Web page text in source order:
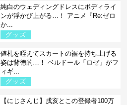
純白のウェディングドレスにボディライ
ンが浮かび上がる…！ アニメ『Re:ゼロ
か...
グッズ
値札を咥えてスカートの裾を持ち上げる
姿は背徳的…！ ベルドール「ロゼ」がフ
ィギ...
グッズ
【にじさんじ】戌亥とこの登録者100万